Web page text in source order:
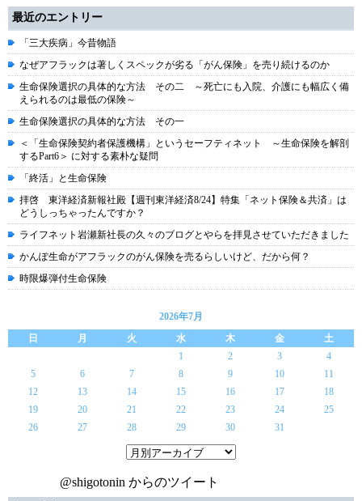
最近のエントリー
「三大疾病」今昔物語
なぜアフラックは著しくスペックが劣る「がん保険」を売り続けるのか
生命保険選択の具体的な方法 その二 ～死亡にも入院、介護にも幅広く備
えられるのは最低の保険～
生命保険選択の具体的な方法 その一
＜「生命保険契約者保護機構」というセーフティネット ～生命保険を解剖
するPart6＞ に対する素朴な疑問
「終活」と生命保険
拝啓 東洋経済新報社殿【週刊東洋経済8/24】特集「ネット保険＆共済」は
どうしっちゃったんですか？
ライフネット岩瀬新社長の久々のブログとやらを拝見させていただきました
かんぽ生命がアフラックのがん保険を売るらしいけど、だから何？
時限爆弾付生命保険
2026年7月
日
月 火 水 木 金
土
1
2 3
4
5
6 7 8 9 10
11
12
13 14 15 16 17
18
19
20 21 22 23 24
25
26
27 28 29 30 31
@shigotonin からのツイート